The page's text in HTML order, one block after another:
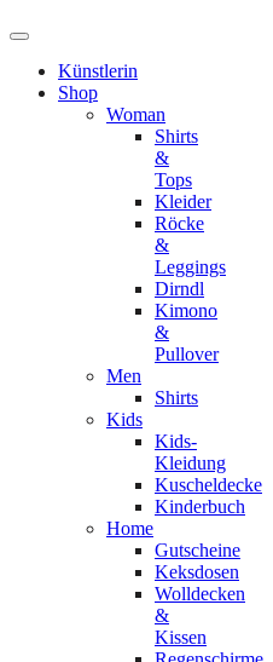
Künstlerin
Shop
Woman
Shirts
&
Tops
Kleider
Röcke
&
Leggings
Dirndl
Kimono
&
Pullover
Men
Shirts
Kids
Kids-
Kleidung
Kuscheldecke
Kinderbuch
Home
Gutscheine
Keksdosen
Wolldecken
&
Kissen